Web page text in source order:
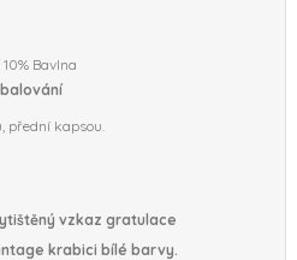
Bavlna
přední kapsou.
vzkaz gratulace
krabici bílé barvy.